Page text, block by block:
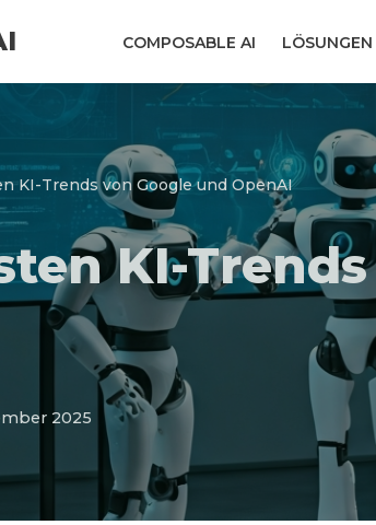
COMPOSABLE AI LÖSUNGEN
KI-Trends von Google und OpenAI
KI-
2025